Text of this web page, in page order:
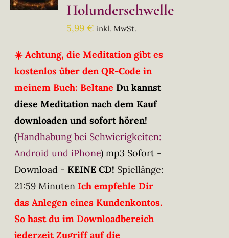
Holunderschwelle
5,99€ inkl. MwSt.
☀️ Achtung, die Meditation gibt es
kostenlos über den QR-Code in
meinem Buch: Beltane Du kannst
diese Meditation nach dem Kauf
downloaden und sofort hören!
(Handhabung bei Schwierigkeiten:
Android und iPhone) mp3 Sofort -
Download - KEINE CD! Spiellänge:
21:59 Minuten Ich empfehle Dir
das Anlegen eines Kundenkontos.
So hast du im Downloadbereich
jederzeit Zugriff auf die